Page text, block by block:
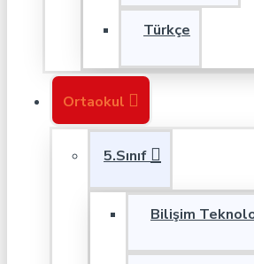
Türkçe
Ortaokul
5.Sınıf
Bilişim